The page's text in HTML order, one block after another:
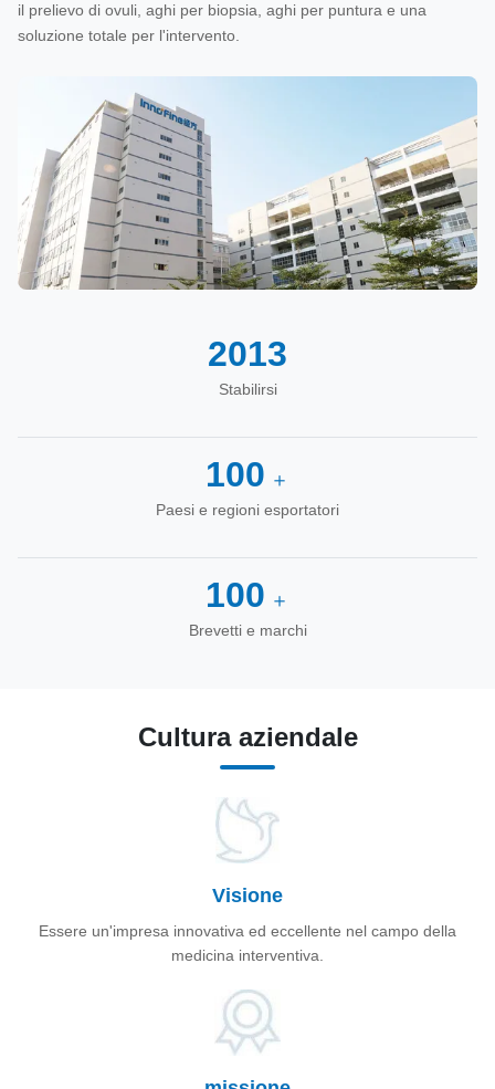
il prelievo di ovuli, aghi per biopsia, aghi per puntura e una
soluzione totale per l'intervento.
2013
Stabilirsi
100 ＋
Paesi e regioni esportatori
100 ＋
Brevetti e marchi
Cultura aziendale
Visione
Essere un'impresa innovativa ed eccellente nel campo della
medicina interventiva.